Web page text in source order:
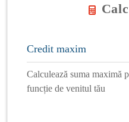
Credit maxim
Calculează suma maximă
funcție de venitul tău